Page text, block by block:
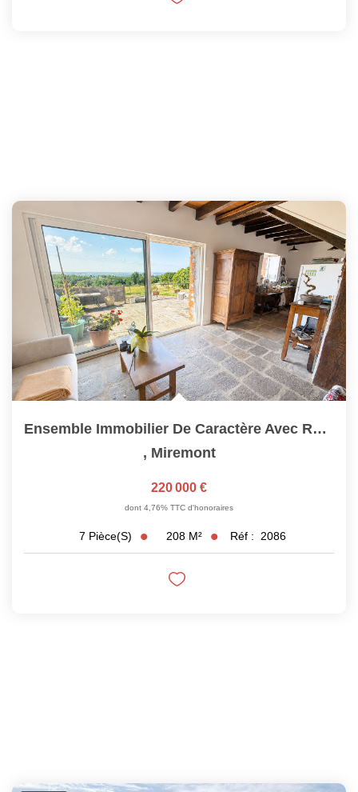
Ensemble Immobilier De Caractère Avec Revenus Locatifs ?...
, Miremont
220 000 €
dont 4,76% TTC d'honoraires
7 Pièce(s) 208 M² Réf : 2086